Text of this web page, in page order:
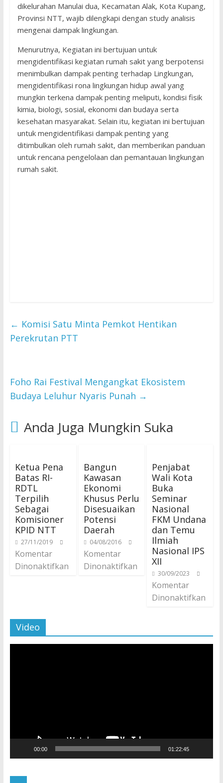
dikelurahan Manulai dua, Kecamatan Alak, Kota Kupang,
Provinsi NTT, wajib dilengkapi dengan study analisis
mengenai dampak lingkungan.
Menurutnya, Kegiatan ini bertujuan untuk
mengidentifikasi kegiatan rumah sakit yang berpotensi
menimbulkan dampak penting terhadap Lingkungan,
mengidentifikasi rona lingkungan hidup awal yang
mungkin terkena dampak penting meliputi, kondisi fisik
kimia, biologi, sosial, ekonomi dan budaya serta
kesehatan masyarakat. Selain itu, kegiatan ini bertujuan
untuk mengidentifikasi dampak penting yang
ditimbulkan oleh rumah sakit, dan memberikan panduan
untuk rencana pengelolaan dan pemantauan lingkungan
rumah sakit.
← Komisi Satu Minta Pemkot Hentikan
Perekrutan PTT
Foho Rai Festival Mengangkat Ekosistem
Budaya Leluhur Nyaris Punah →
Anda Juga Mungkin Suka
Ketua Pena
Batas RI-
RDTL
Terpilih
Sebagai
Komisioner
KPID NTT
27/11/2019
Komentar
Dinonaktifkan
Bangun
Kawasan
Ekonomi
Khusus Perlu
Disesuaikan
Potensi
Daerah
04/08/2016
Komentar
Dinonaktifkan
Penjabat
Wali Kota
Buka
Seminar
Nasional
FKM Undana
dan Temu
Ilmiah
Nasional IPS
XII
30/09/2023
Komentar
Dinonaktifkan
Video
00:00 01:22:45